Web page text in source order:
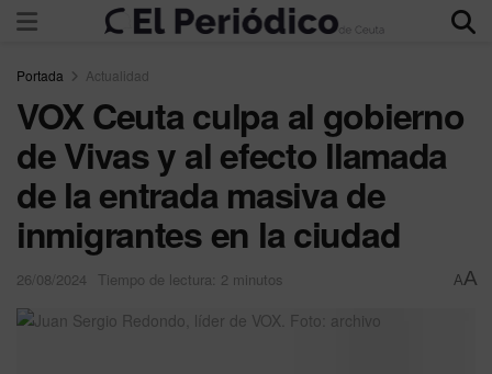
Portada Actualidad
VOX Ceuta culpa al gobierno
de Vivas y al efecto llamada
de la entrada masiva de
inmigrantes en la ciudad
26/08/2024 Tiempo de lectura: 2 minutos AA